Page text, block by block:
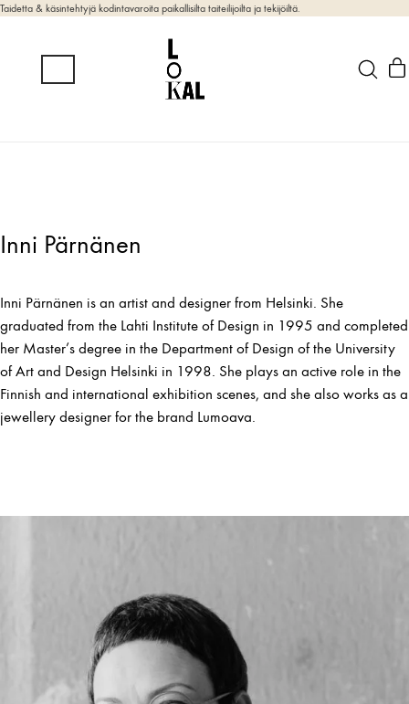
Taidetta & käsintehtyjä kodintavaroita paikallisilta taiteilijoilta ja tekijöiltä.
Inni Pärnänen
Inni Pärnänen is an artist and designer from Helsinki. She
graduated from the Lahti Institute of Design in 1995 and completed
her Master’s degree in the Department of Design of the University
of Art and Design Helsinki in 1998. She plays an active role in the
Finnish and international exhibition scenes, and she also works as a
jewellery designer for the brand Lumoava.